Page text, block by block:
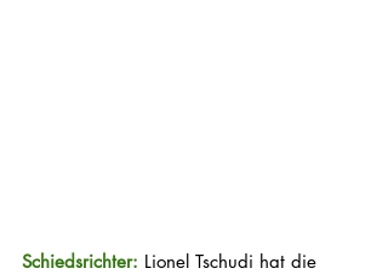
Schiedsrichter: Lionel Tschudi hat die